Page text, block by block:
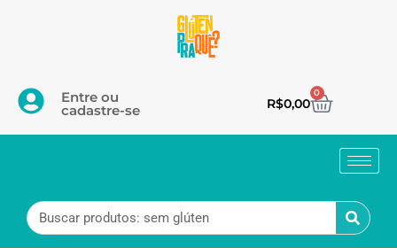
Entre ou
cadastre-se R$0,00
0